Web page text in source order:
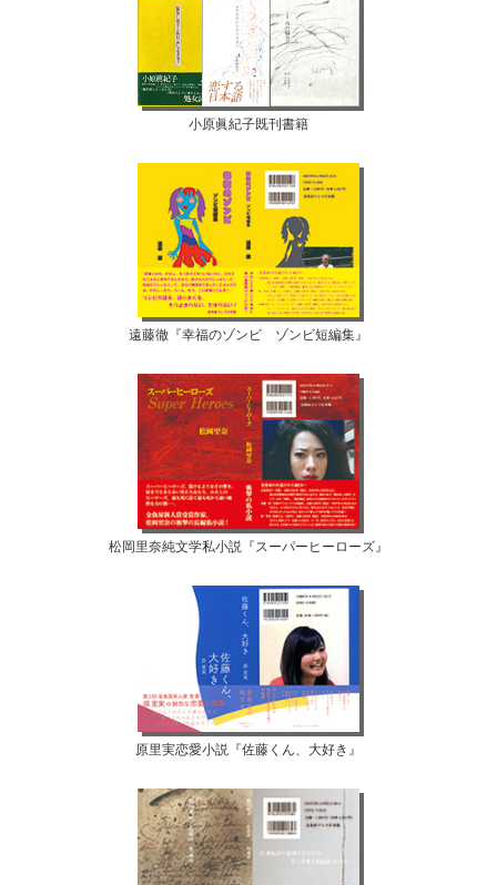
小原眞紀子既刊書籍
遠藤徹『幸福のゾンビ ゾンビ短編集』
松岡里奈純文学私小説『スーパーヒーローズ』
原里実恋愛小説『佐藤くん、大好き』